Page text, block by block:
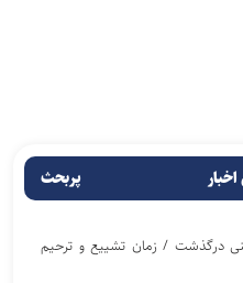
پربحث
درگذشت / زمان تشییع و ترحیم